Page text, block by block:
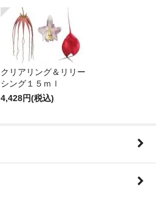
クリアリング＆リリー
シング１５ｍｌ
4,428円(税込)